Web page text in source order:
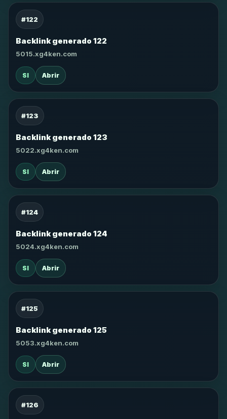
#122
Backlink generado 122
5015.xg4ken.com
SI Abrir
#123
Backlink generado 123
5022.xg4ken.com
SI Abrir
#124
Backlink generado 124
5024.xg4ken.com
SI Abrir
#125
Backlink generado 125
5053.xg4ken.com
SI Abrir
#126